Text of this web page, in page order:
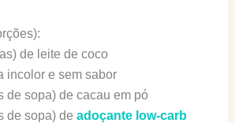
de leite de coco
incolor e sem sabor
de sopa) de cacau em pó
de sopa) de adoçante low-carb